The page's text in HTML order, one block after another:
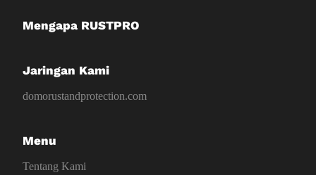
Mengapa RUSTPRO
Jaringan Kami
domorustandprotection.com
Menu
Tentang Kami